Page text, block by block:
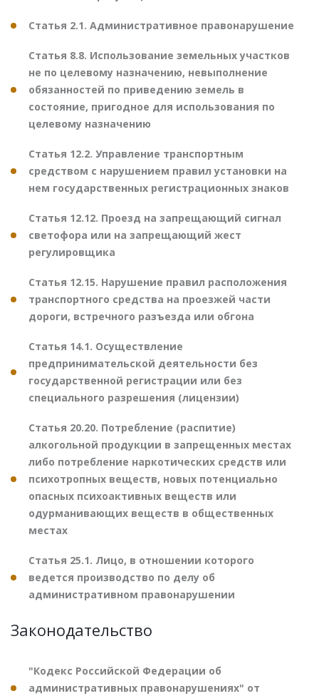
Статья 2.1. Административное правонарушение
Статья 8.8. Использование земельных участков
не по целевому назначению, невыполнение
обязанностей по приведению земель в
состояние, пригодное для использования по
целевому назначению
Статья 12.2. Управление транспортным
средством с нарушением правил установки на
нем государственных регистрационных знаков
Статья 12.12. Проезд на запрещающий сигнал
светофора или на запрещающий жест
регулировщика
Статья 12.15. Нарушение правил расположения
транспортного средства на проезжей части
дороги, встречного разъезда или обгона
Статья 14.1. Осуществление
предпринимательской деятельности без
государственной регистрации или без
специального разрешения (лицензии)
Статья 20.20. Потребление (распитие)
алкогольной продукции в запрещенных местах
либо потребление наркотических средств или
психотропных веществ, новых потенциально
опасных психоактивных веществ или
одурманивающих веществ в общественных
местах
Статья 25.1. Лицо, в отношении которого
ведется производство по делу об
административном правонарушении
Законодательство
"Кодекс Российской Федерации об
административных правонарушениях" от